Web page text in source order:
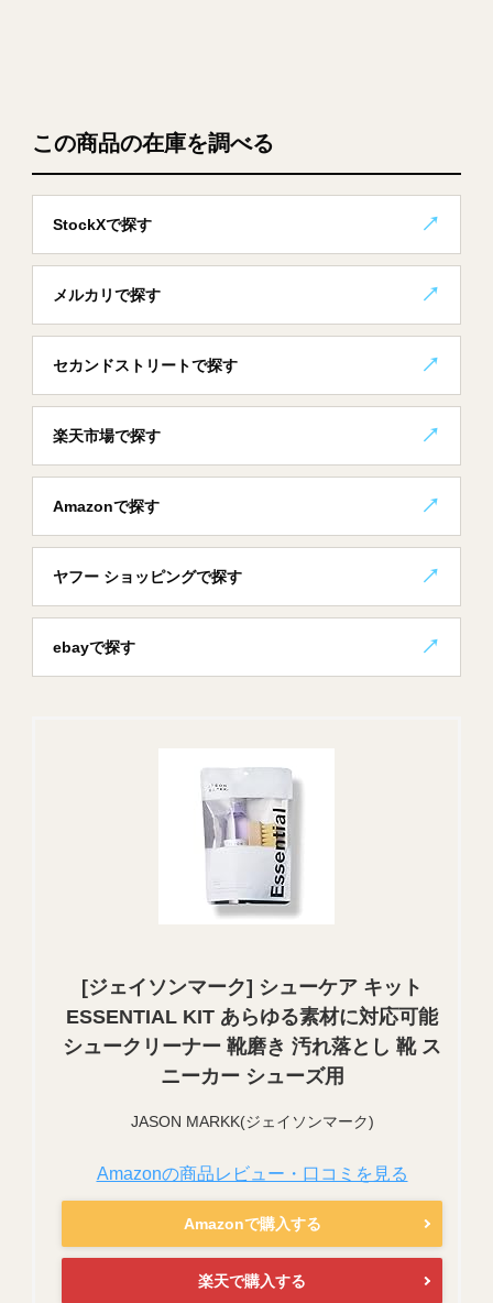
この商品の在庫を調べる
StockXで探す
メルカリで探す
セカンドストリートで探す
楽天市場で探す
Amazonで探す
ヤフー ショッピングで探す
ebayで探す
[ジェイソンマーク] シューケア キット
ESSENTIAL KIT あらゆる素材に対応可能
シュークリーナー 靴磨き 汚れ落とし 靴 ス
ニーカー シューズ用
JASON MARKK(ジェイソンマーク)
Amazonの商品レビュー・口コミを見る
Amazonで購入する
楽天で購入する